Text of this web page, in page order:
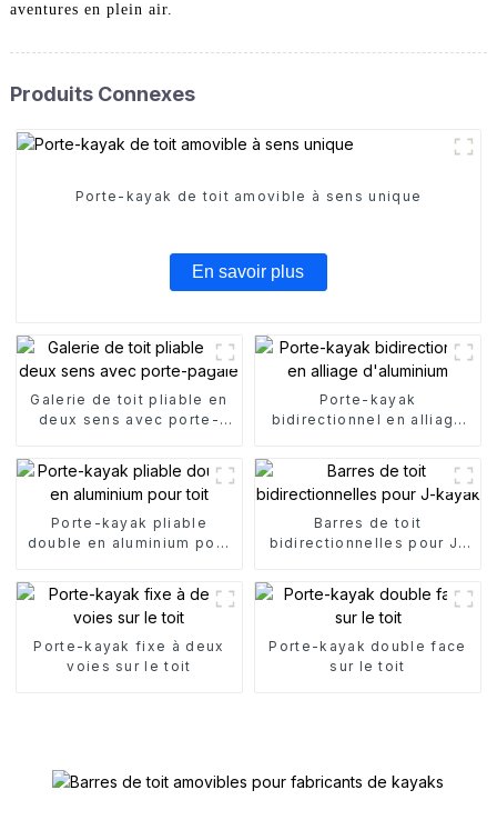
aventures en plein air.
Produits Connexes
Porte-kayak de toit amovible à sens unique
En savoir plus
Galerie de toit pliable en
deux sens avec porte-
Porte-kayak
bidirectionnel en alliage
Porte-kayak pliable
double en aluminium pour
Barres de toit
bidirectionnelles pour J-
Porte-kayak fixe à deux
voies sur le toit
Porte-kayak double face
sur le toit